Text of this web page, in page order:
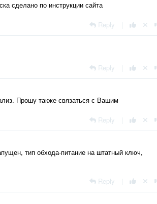
сделано по инструкции сайта
Reply
Reply
Прошу также связаться с Вашим
Reply
тип обхода-питание на штатный ключ,
Reply